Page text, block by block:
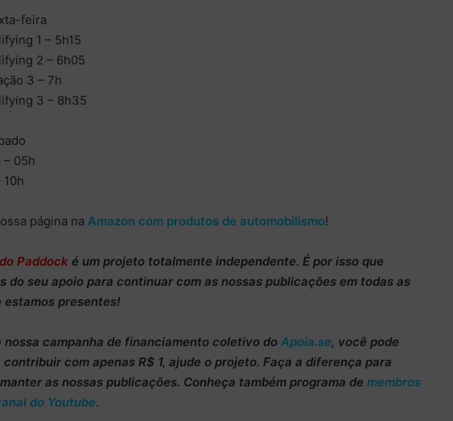
feira
1 – 5h15
2 – 6h05
3 – 7h
3 – 8h35
– 05h
10h
página na Amazon com produtos de automobilismo!
Paddock é um projeto totalmente independente. É por isso que
do seu apoio para continuar com as nossas publicações em todas as
estamos presentes!
nossa campanha de financiamento coletivo do Apoia.se, você pode
contribuir com apenas R$ 1, ajude o projeto. Faça a diferença para
as nossas publicações. Conheça também programa de membros
do Youtube.